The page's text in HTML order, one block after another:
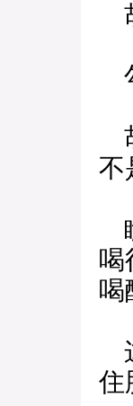
不
喝
喝
住